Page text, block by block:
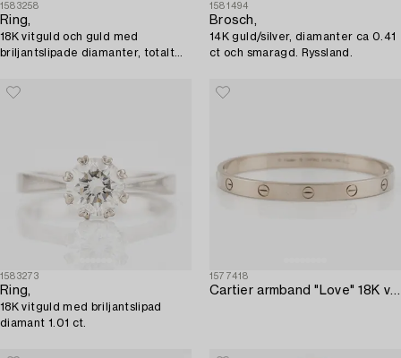
1583258
Ring,
18K vitguld och guld med
briljantslipade diamanter, totalt
1581494
Brosch,
14K guld/silver, diamanter ca 0.41
ct och smaragd. Ryssland.
1583273
Ring,
18K vitguld med briljantslipad
diamant 1.01 ct.
1577418
Cartier armband "Love" 18K vitguld.